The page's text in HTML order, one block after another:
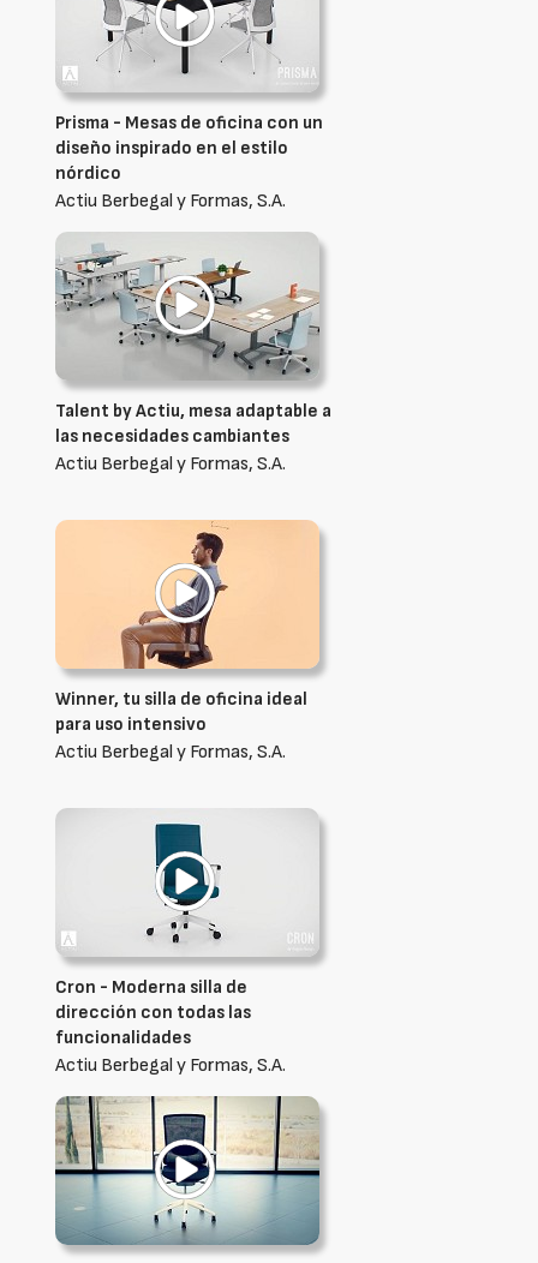
Prisma - Mesas de oficina con un
diseño inspirado en el estilo
nórdico
Actiu Berbegal y Formas, S.A.
Talent by Actiu, mesa adaptable a
las necesidades cambiantes
Actiu Berbegal y Formas, S.A.
Winner, tu silla de oficina ideal
para uso intensivo
Actiu Berbegal y Formas, S.A.
Cron - Moderna silla de
dirección con todas las
funcionalidades
Actiu Berbegal y Formas, S.A.